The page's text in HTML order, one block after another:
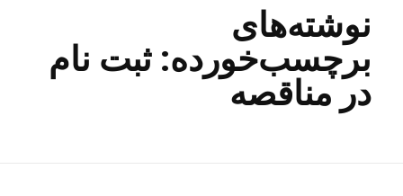
نوشته‌های
برچسب‌خورده: ثبت نام
در مناقصه